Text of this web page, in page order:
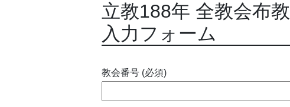
立教188年 全教会布
入力フォーム
教会番号 (必須)